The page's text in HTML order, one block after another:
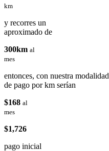
km
y recorres un
aproximado de
300km al
mes
entonces, con nuestra modalidad
de pago por km serían
$168 al
mes
$1,726
pago inicial